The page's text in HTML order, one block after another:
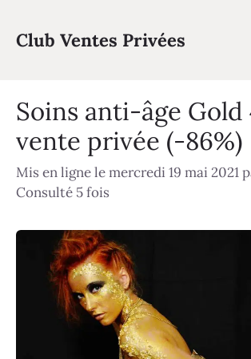
contenu
Club Ventes Privées
Soins anti-âge Gold
vente privée (-86%)
Mis en ligne le mercredi 19 mai 2021
Consulté 5 fois